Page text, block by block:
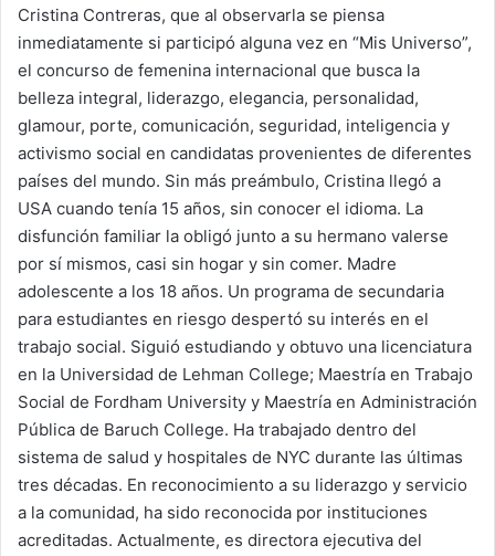
Cristina Contreras, que al observarla se piensa
inmediatamente si participó alguna vez en “Mis Universo”,
el concurso de femenina internacional que busca la
belleza integral, liderazgo, elegancia, personalidad,
glamour, porte, comunicación, seguridad, inteligencia y
activismo social en candidatas provenientes de diferentes
países del mundo. Sin más preámbulo, Cristina llegó a
USA cuando tenía 15 años, sin conocer el idioma. La
disfunción familiar la obligó junto a su hermano valerse
por sí mismos, casi sin hogar y sin comer. Madre
adolescente a los 18 años. Un programa de secundaria
para estudiantes en riesgo despertó su interés en el
trabajo social. Siguió estudiando y obtuvo una licenciatura
en la Universidad de Lehman College; Maestría en Trabajo
Social de Fordham University y Maestría en Administración
Pública de Baruch College. Ha trabajado dentro del
sistema de salud y hospitales de NYC durante las últimas
tres décadas. En reconocimiento a su liderazgo y servicio
a la comunidad, ha sido reconocida por instituciones
acreditadas. Actualmente, es directora ejecutiva del